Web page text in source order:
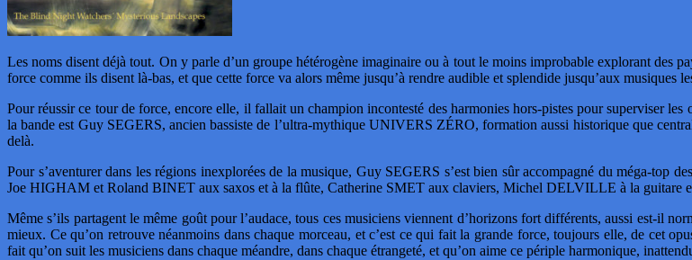
Les noms disent déjà tout. On y parle d’un groupe hétérogène imaginaire ou à tout le moins improbable explorant des
force comme ils disent là-bas, et que cette force va alors même jusqu’à rendre audible et splendide jusqu’aux musiques
Pour réussir ce tour de force, encore elle, il fallait un champion incontesté des harmonies hors-pistes pour superviser
la bande est Guy SEGERS, ancien bassiste de l’ultra-mythique UNIVERS ZÉRO, formation aussi historique que
delà.
Pour s’aventurer dans les régions inexplorées de la musique, Guy SEGERS s’est bien sûr accompagné du méga-top
Joe HIGHAM et Roland BINET aux saxos et à la flûte, Catherine SMET aux claviers, Michel DELVILLE à la guitare
Même s’ils partagent le même goût pour l’audace, tous ces musiciens viennent d’horizons fort différents, aussi est-il
mieux. Ce qu’on retrouve néanmoins dans chaque morceau, et c’est ce qui fait la grande force, toujours elle, de cet
fait qu’on suit les musiciens dans chaque méandre, dans chaque étrangeté, et qu’on aime ce périple harmonique,